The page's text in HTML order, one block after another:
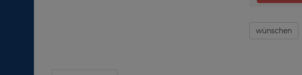
wünschen